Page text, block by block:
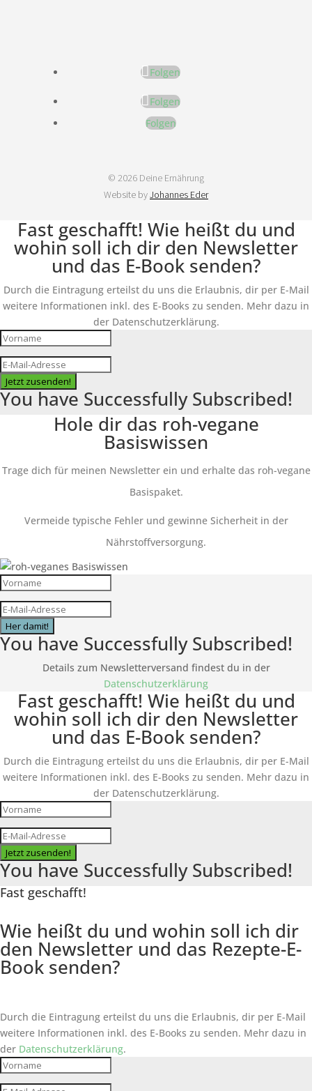
Folgen
Folgen
Folgen
© 2026 Deine Ernährung
Website byJohannes Eder
Fast geschafft! Wie heißt du und
wohin soll ich dir den Newsletter
und das E-Book senden?
Durch die Eintragung erteilst du uns die Erlaubnis, dir per E-Mail
weitere Informationen inkl. des E-Books zu senden. Mehr dazu in
der Datenschutzerklärung.
Jetzt zusenden!
You have Successfully Subscribed!
Hole dir das roh-vegane
Basiswissen
Trage dich für meinen Newsletter ein und erhalte das roh-vegane
Basispaket.
Vermeide typische Fehler und gewinne Sicherheit in der
Nährstoffversorgung.
Her damit!
You have Successfully Subscribed!
Details zum Newsletterversand findest du in der
Datenschutzerklärung
Fast geschafft! Wie heißt du und
wohin soll ich dir den Newsletter
und das E-Book senden?
Durch die Eintragung erteilst du uns die Erlaubnis, dir per E-Mail
weitere Informationen inkl. des E-Books zu senden. Mehr dazu in
der Datenschutzerklärung.
Jetzt zusenden!
You have Successfully Subscribed!
Fast geschafft!
Wie heißt du und wohin soll ich dir
den Newsletter und das Rezepte-E-
Book senden?
Durch die Eintragung erteilst du uns die Erlaubnis, dir per E-Mail
weitere Informationen inkl. des E-Books zu senden. Mehr dazu in
der Datenschutzerklärung.